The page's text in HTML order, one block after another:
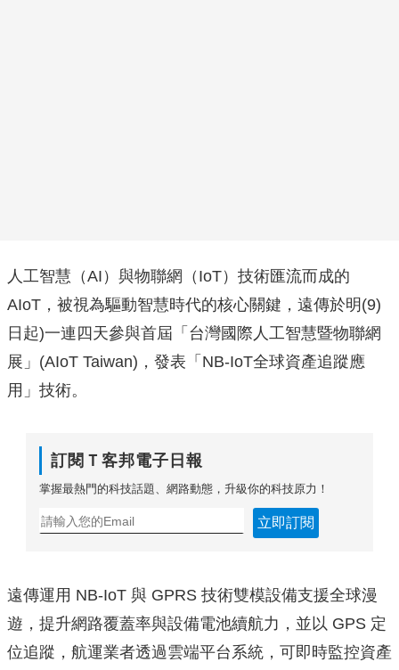
人工智慧（AI）與物聯網（IoT）技術匯流而成的
AIoT，被視為驅動智慧時代的核心關鍵，遠傳於明(9)
日起)一連四天參與首屆「台灣國際人工智慧暨物聯網
展」(AIoT Taiwan)，發表「NB-IoT全球資產追蹤應
用」技術。
訂閱Ｔ客邦電子日報
掌握最熱門的科技話題、網路動態，升級你的科技原力！
立即訂閱
遠傳運用 NB-IoT 與 GPRS 技術雙模設備支援全球漫
遊，提升網路覆蓋率與設備電池續航力，並以 GPS 定
位追蹤，航運業者透過雲端平台系統，可即時監控資產